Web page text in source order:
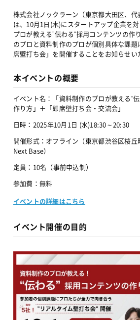
株式会社ノックラーン（東京都大田区、代
は、10月1日(木)にスタートアップ企業を
プロが教える”伝わる”採用コンテンツの作
のプロと資料制作のプロが個別具体な課
席壁打ち会」を開催することをお知らせい
本イベントの概要
イベント名：「資料制作のプロが教える”
作り方」＋「即席壁打ち会・交流会」
日時：2025年10月1日 (水)18:30～20:30
開催形式：オフライン（東京都渋谷区桜
Next Base）
定員：10名（事前申込制）
参加費：無料
イベントの詳細はこちら
イベント開催の目的